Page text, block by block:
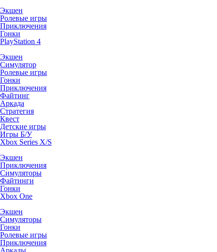
Экшен
Ролевые игры
Приключения
Гонки
PlayStation 4
Экшен
Симулятор
Ролевые игры
Гонки
Приключения
Файтинг
Аркада
Стратегия
Квест
Детские игры
Игры Б/У
Xbox Series X/S
Экшен
Приключения
Симуляторы
Файтинги
Гонки
Xbox One
Экшен
Симуляторы
Гонки
Ролевые игры
Приключения
Аркады